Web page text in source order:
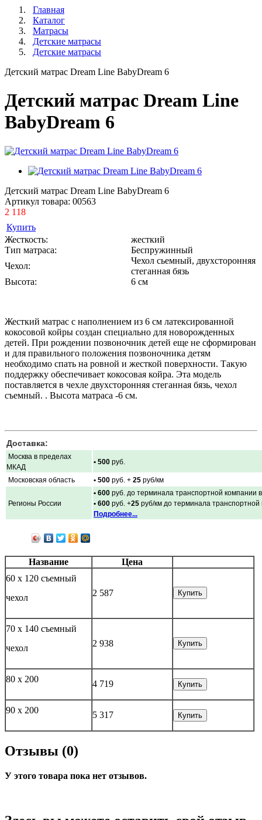
Главная
Каталог
Матраcы
Детские матрасы
Детские матрасы
Детский матрас Dream Line BabyDream 6
Детский матрас Dream Line
BabyDream 6
Детский матрас Dream Line BabyDream 6
Артикул товара: 00563
2 118
Купить
Жесткость:
жесткий
Тип матраса:
Беспружинный
Чехол:
Чехол сьемный, двухсторонняя
стеганная бязь
Высота:
6 см
Жесткий матрас с наполнением из 6 см латексированной
кокосовой койры создан специально для новорожденных
детей. При рождении позвоночник детей еще не сформирован
и для правильного положения позвоночника детям
необходимо спать на ровной и жесткой поверхности. Такую
поддержку обеспечивает кокосовая койра. Эта модель
поставляется в чехле двухсторонняя стеганная бязь, чехол
съемный. . Высота матраса -6 см.
Доставка:
Москва в пределах
МКАД
• 500 руб.
Московская область • 500 руб. + 25 руб/км
Регионы России
• 600 руб. до терминала транспортной компании
• 600 руб. +25 руб/км до терминала
Подробнее...
Название
Цена
60 х 120 съемный
чехол
2 587 Купить
70 х 140 съемный
чехол
2 938 Купить
80 х 200 4 719 Купить
90 х 200 5 317 Купить
Отзывы (0)
У этого товара пока нет отзывов.